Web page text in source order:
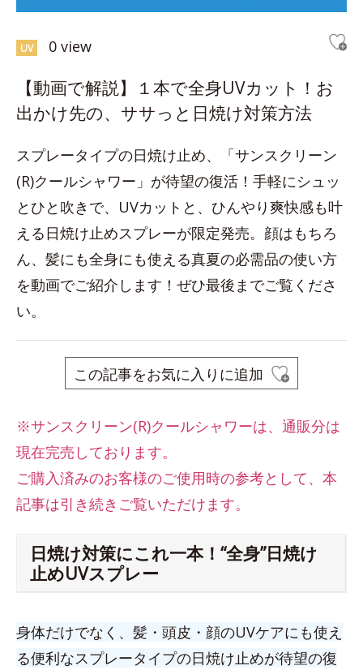
UV 0 view
【動画で解説】１本で全身UVカット！お
出かけ先の、ササっと日焼け対策方法
スプレータイプの日焼け止め、「サンスクリーン
(R)クールシャワー」が待望の復活！手軽にシュッ
とひと吹きで、UVカットと、ひんやり爽快感も叶
える日焼け止めスプレーが限定発売。顔はもちろ
ん、髪にも全身にも使える真夏の必需品の使い方
を動画でご紹介します！ぜひ最後までご覧くださ
い。
この記事をお気に入りに追加
※サンスクリーン(R)クールシャワーは、 通販分は
現在完売しております。
ご購入済みのお客様のご使用時の参考として、本
記事は引き続きご覧いただけます。
日焼け対策にこれ一本！“全身”日焼け
止めUVスプレー
身体だけでなく、髪・頭皮・顔のUVケアにも使え
る便利なスプレータイプの日焼け止めが待望の復